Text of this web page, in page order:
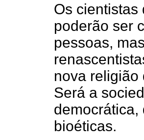
Os cientistas
poderão ser
pessoas,
nova religião
Será a
democrática,
bioéticas.